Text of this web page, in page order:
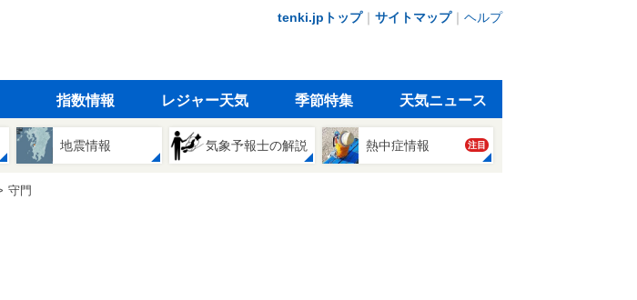
tenki.jpトップ｜ サイトマップ｜ ヘルプ
指数情報 レジャー天気 季節特集 天気ニュース
地震情報 気象予報士の解説 熱中症情報 注目
守門